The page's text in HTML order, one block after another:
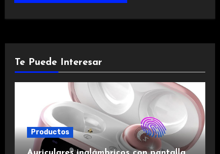
Te Puede Interesar
Productos